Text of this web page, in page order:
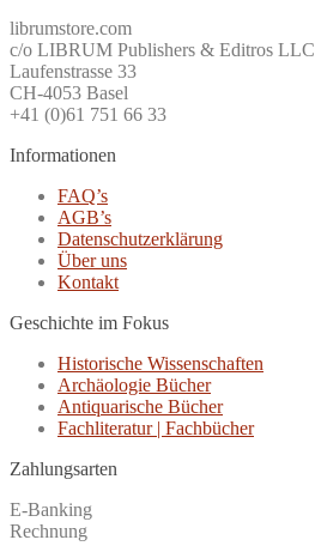
librumstore.com
c/o LIBRUM Publishers & Editros LLC
Laufenstrasse 33
CH-4053 Basel
+41 (0)61 751 66 33
Informationen
FAQ’s
AGB’s
Datenschutzerklärung
Über uns
Kontakt
Geschichte im Fokus
Historische Wissenschaften
Archäologie Bücher
Antiquarische Bücher
Fachliteratur | Fachbücher
Zahlungsarten
E-Banking
Rechnung